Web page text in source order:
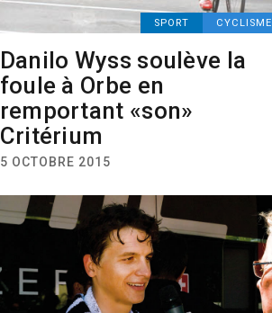
SPORT CYCLISME
Danilo Wyss soulève la
foule à Orbe en
remportant «son»
Critérium
5 OCTOBRE 2015